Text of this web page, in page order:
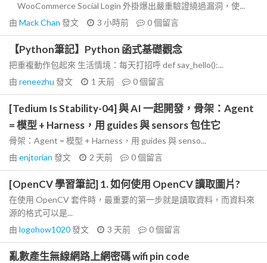
WooCommerce Social Login 外掛爆出嚴重驗證繞過漏洞，使...
由 Mack Chan 發文 3 小時前 0個留言
【Python筆記】Python 函式基礎觀念
把重複動作包起來 生活情境：每天打招呼 def say_hello():...
由 reneezhu 發文 1 天前 0個留言
[Tedium Is Stability-04] 與 AI 一起開發，骨架：Agent
= 模型 + Harness，用 guides 與 sensors 包住它
骨架：Agent = 模型 + Harness，用 guides 與 senso...
由 enjtorian 發文 2 天前 0個留言
[OpenCV 學習筆記] 1. 如何使用 OpenCV 讀取圖片?
在使用 OpenCV 套件時，最重要的第一步就是讀取資料，而資料來
源的格式可以是...
由 logohow1020發文 3 天前 0個留言
亂數產生無線網路上網密碼 wifi pin code